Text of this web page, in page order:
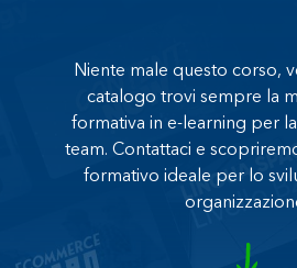
Niente male questo corso,
catalogo trovi sempre la
formativa in e-learning per
team. Contattaci e
formativo ideale per lo